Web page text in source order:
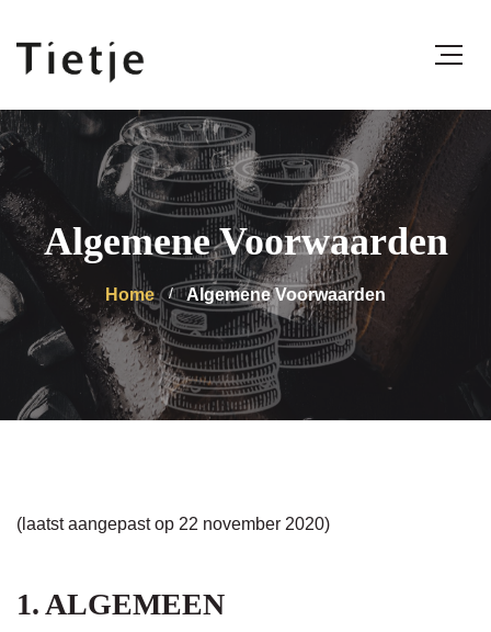
Algemene Voorwaarden
Home Algemene Voorwaarden
(laatst aangepast op 22 november 2020)
1. ALGEMEEN